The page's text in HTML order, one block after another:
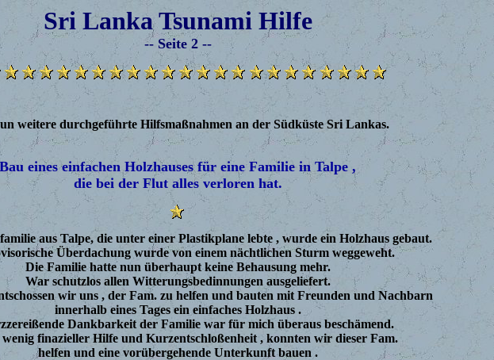
Sri Lanka Tsunami Hilfe
-- Seite 2 --
weitere durchgeführte Hilfsmaßnahmen an der Südküste Sri Lankas.
Bau eines einfachen Holzhauses für eine Familie in Talpe ,
die bei der Flut alles verloren hat.
aus Talpe, die unter einer Plastikplane lebte , wurde ein Holzhaus gebaut.
Überdachung wurde von einem nächtlichen Sturm weggeweht.
Die Familie hatte nun überhaupt keine Behausung mehr.
War schutzlos allen Witterungsbedinnungen ausgeliefert.
wir uns , der Fam. zu helfen und bauten mit Freunden und Nachbarn
innerhalb eines Tages ein einfaches Holzhaus .
Dankbarkeit der Familie war für mich überaus beschämend.
finazieller Hilfe und Kurzentschloßenheit , konnten wir dieser Fam.
helfen und eine vorübergehende Unterkunft bauen .